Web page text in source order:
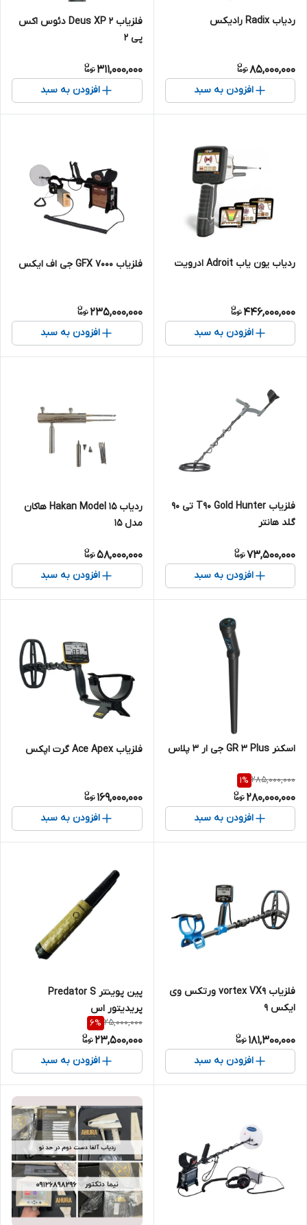
ردیاب Radix رادیکس
85,000,000
افزودن به سبد
فلزیاب Deus XP 2 دئوس اکس
پی 2
311,000,000
افزودن به سبد
ردیاب یون یاب Adroit ادرویت
446,000,000
افزودن به سبد
فلزیاب GFX 7000 جی اف ایکس
235,000,000
افزودن به سبد
فلزیاب T90 Gold Hunter تی 90
گلد هانتر
73,500,000
افزودن به سبد
ردیاب Hakan Model 15 هاکان
مدل 15
58,000,000
افزودن به سبد
اسکنر GR 3 Plus جی ار 3 پلاس
285,000,000
1%
280,000,000
افزودن به سبد
فلزیاب Ace Apex گرت اپکس
169,000,000
افزودن به سبد
فلزیاب vortex VX9 ورتکس وی
ایکس 9
181,300,000
افزودن به سبد
پین پوینتر Predator S
پریدیتور اس
25,000,000
6%
23,500,000
افزودن به سبد